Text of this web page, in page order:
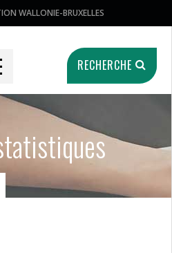
WALLONIE-BRUXELLES
RECHERCHE